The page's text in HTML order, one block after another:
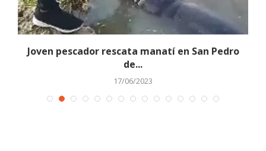
Joven pescador rescata manatí en San Pedro
de...
17/06/2023